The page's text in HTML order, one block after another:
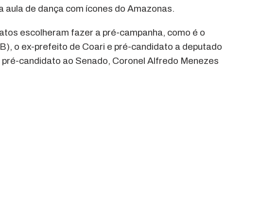
de dança com ícones do Amazonas.
escolheram fazer a pré-campanha, como é o
o ex-prefeito de Coari e pré-candidato a deputado
candidato ao Senado, Coronel Alfredo Menezes